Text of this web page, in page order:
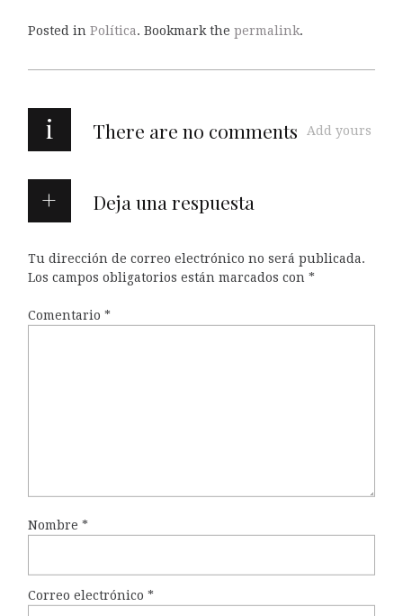
Posted in Política. Bookmark the permalink.
i There are no comments Add yours
Deja una respuesta
Tu dirección de correo electrónico no será publicada.
Los campos obligatorios están marcados con *
Comentario *
Nombre *
Correo electrónico *